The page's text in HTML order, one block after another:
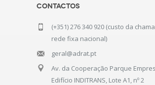
Contactos
(+351) 276 340 920 (custo da
rede fixa nacional)
geral@adrat.pt
Av. da Cooperação Parque
Edifício INDITRANS, Lote A1, nº 2